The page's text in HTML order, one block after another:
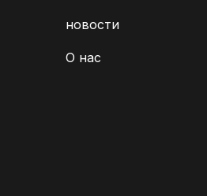
новости
О нас